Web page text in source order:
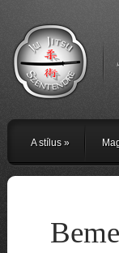
A stílus»